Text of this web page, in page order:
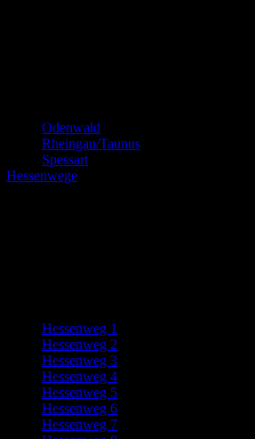
Odenwald
Rheingau/Taunus
Spessart
Hessenwege
Hessenweg 1
Hessenweg 2
Hessenweg 3
Hessenweg 4
Hessenweg 5
Hessenweg 6
Hessenweg 7